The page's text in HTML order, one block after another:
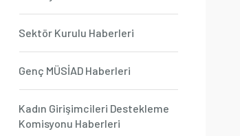
Sektör Kurulu Haberleri
Genç MÜSİAD Haberleri
Kadın Girişimcileri Destekleme
Komisyonu Haberleri